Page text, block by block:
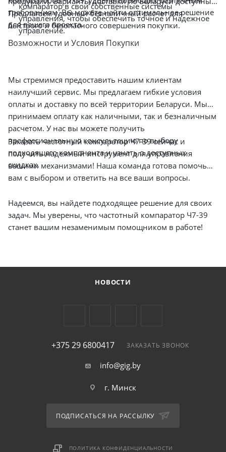
компаратор в свои собственные системы
управления, чтобы обеспечить точное и надежное
управление.
требованиям. Вы можете найти оптимальное решение
для вашего проекта.
Предлагаем удобный безналичный расчет для
быстрого и безопасного совершения покупки.
Возможности и Условия Покупки
Мы стремимся предоставить нашим клиентам
наилучший сервис. Мы предлагаем гибкие условия
оплаты и доставку по всей территории Беларуси. Мы
принимаем оплату как наличными, так и безналичным
расчетом. У нас вы можете получить
профессиональную консультацию по выбору
подходящего компонента и узнать о доступных
скидках.
Заказать частотный компаратор Ч7-39 сейчас и
получить надежный инструмент для управления
вашими механизмами! Наша команда готова помочь
вам с выбором и ответить на все ваши вопросы.
Надеемся, вы найдете подходящее решение для своих
задач. Мы уверены, что частотный компаратор Ч7-39
станет вашим незаменимым помощником в работе!
НОВОСТИ
+375 29 6800417 ЗАКАЗАТЬ ЗВОНОК
info@gig.by
г. Минск
ПОДПИСАТЬСЯ НА РАССЫЛКУ
ПОЛИТИКА КОНФИДЕНЦИАЛЬНОСТИ